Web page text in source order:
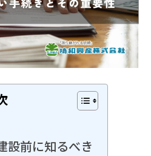
設前に知るべき